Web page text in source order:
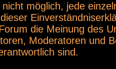
möglich, jede
die Meinung des
Moderatoren und
sind.